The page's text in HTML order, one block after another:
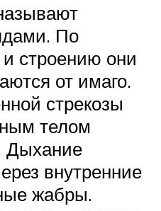
По
строению они
от имаго.
стрекозы
телом
Дыхание
внутренние
жабры.